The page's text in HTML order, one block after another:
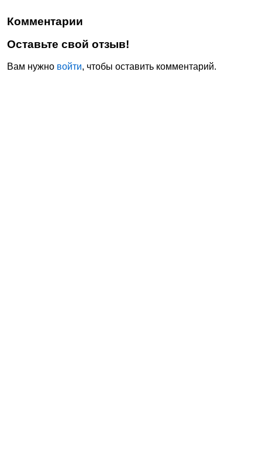
Комментарии
Оставьте свой отзыв!
Вам нужно войти, чтобы оставить комментарий.